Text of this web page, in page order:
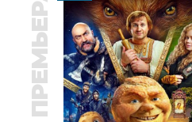
ПРЕМЬЕРА